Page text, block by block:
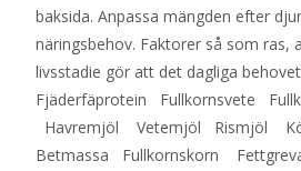
baksida. Anpassa mängden efter
näringsbehov. Faktorer så som ras,
livsstadie gör att det dagliga
Fjäderfäprotein Fullkornsvete
Havremjöl Vetemjöl Rismjöl
Betmassa Fullkornskorn